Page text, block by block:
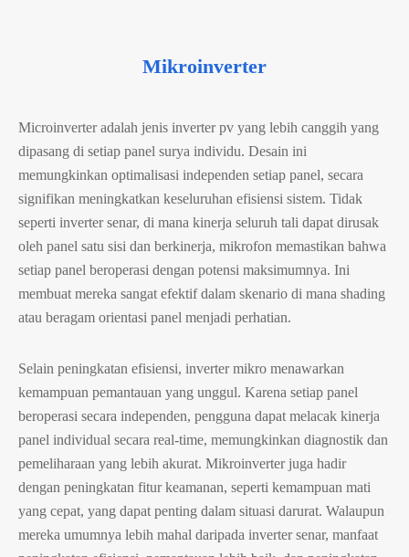
Mikroinverter
Microinverter adalah jenis inverter pv yang lebih canggih yang
dipasang di setiap panel surya individu. Desain ini
memungkinkan optimalisasi independen setiap panel, secara
signifikan meningkatkan keseluruhan efisiensi sistem. Tidak
seperti inverter senar, di mana kinerja seluruh tali dapat dirusak
oleh panel satu sisi dan berkinerja, mikrofon memastikan bahwa
setiap panel beroperasi dengan potensi maksimumnya. Ini
membuat mereka sangat efektif dalam skenario di mana shading
atau beragam orientasi panel menjadi perhatian.
Selain peningkatan efisiensi, inverter mikro menawarkan
kemampuan pemantauan yang unggul. Karena setiap panel
beroperasi secara independen, pengguna dapat melacak kinerja
panel individual secara real-time, memungkinkan diagnostik dan
pemeliharaan yang lebih akurat. Mikroinverter juga hadir
dengan peningkatan fitur keamanan, seperti kemampuan mati
yang cepat, yang dapat penting dalam situasi darurat. Walaupun
mereka umumnya lebih mahal daripada inverter senar, manfaat